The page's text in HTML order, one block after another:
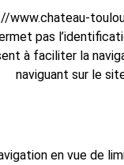
www.chateau-
pas
à faciliter la
naviguant sur le
en vue de